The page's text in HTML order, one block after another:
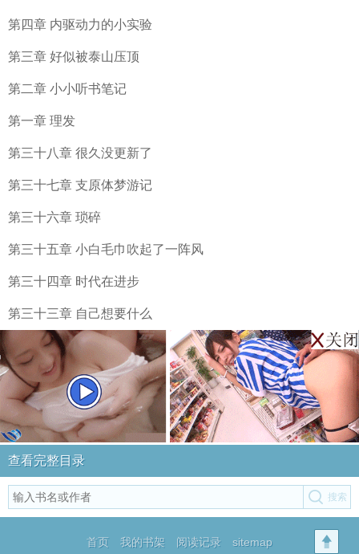
第四章 内驱动力的小实验
第三章 好似被泰山压顶
第二章 小小听书笔记
第一章 理发
第三十八章 很久没更新了
第三十七章 支原体梦游记
第三十六章 琐碎
第三十五章 小白毛巾吹起了一阵风
第三十四章 时代在进步
第三十三章 自己想要什么
查看完整目录
首页 我的书架 阅读记录 sitemap